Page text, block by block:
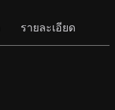
รายละเอียด